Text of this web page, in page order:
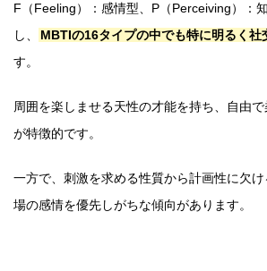
F（Feeling）：感情型、P（Perceiving）：
し、
MBTIの16タイプの中でも特に明るく社
す。
周囲を楽しませる天性の才能を持ち、自由
が特徴的です。
一方で、刺激を求める性質から計画性に欠
場の感情を優先しがちな傾向があります。